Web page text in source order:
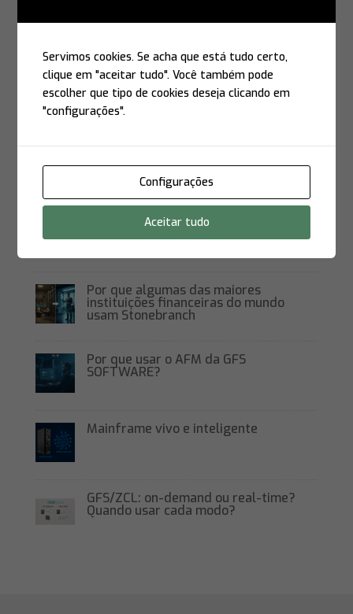
ajudar as instituições financeiras a
estarem em conformidade com o
DORA (Digital Operational Resilience
Act)
Mainframe: Como a GFS e a
automação e a integração com a
Stonebranch + SAP: Automação
Por que algumas das maiores
instituições financeiras do mundo
usam Stonebranch
Por que usar o AFM da GFS
SOFTWARE?
Mainframe vivo e inteligente
GFS/ZCL: on-demand ou real-time?
Quando usar cada modo?
Servimos cookies. Se acha que está tudo certo,
clique em "aceitar tudo". Você também pode
escolher que tipo de cookies deseja clicando em
"configurações".
Configurações
Aceitar tudo